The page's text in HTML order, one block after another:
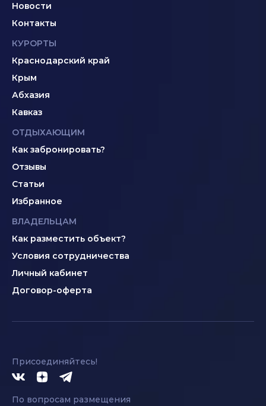
Новости
Контакты
КУРОРТЫ
Краснодарский край
Крым
Абхазия
Кавказ
ОТДЫХАЮЩИМ
Как забронировать?
Отзывы
Статьи
Избранное
ВЛАДЕЛЬЦАМ
Как разместить объект?
Условия сотрудничества
Личный кабинет
Договор-оферта
Присоединяйтесь!
По вопросам размещения